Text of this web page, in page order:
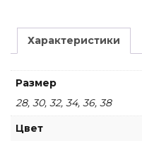
Характеристики
Размер
28, 30, 32, 34, 36, 38
Цвет